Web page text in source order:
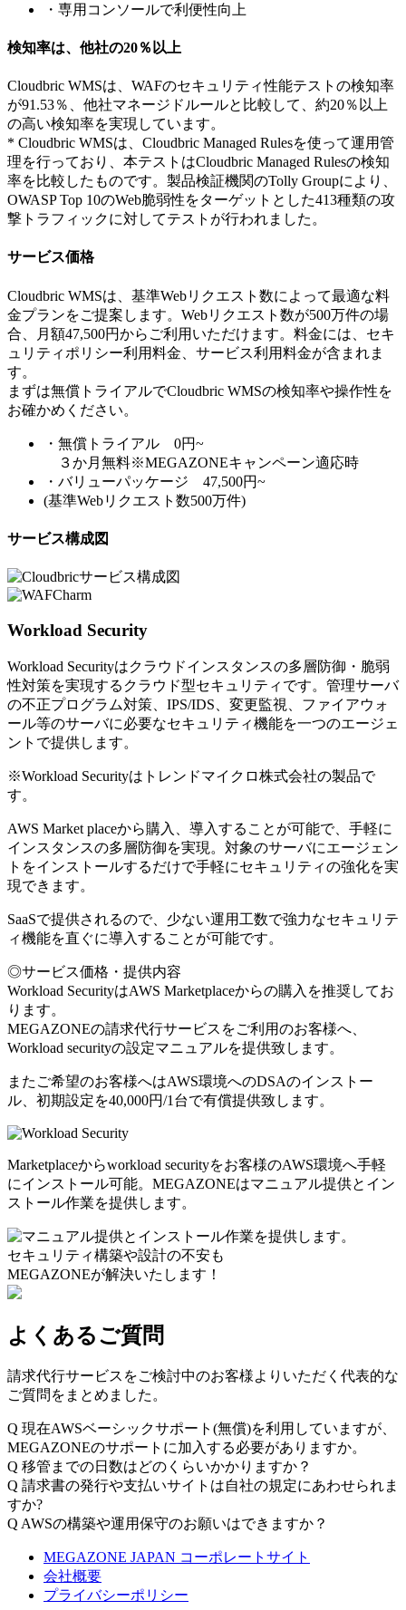
・専用コンソールで利便性向上
検知率は、他社の20％以上
Cloudbric WMSは、WAFのセキュリティ性能テストの検知率
が91.53％、他社マネージドルールと比較して、約20％以上
の高い検知率を実現しています。
* Cloudbric WMSは、Cloudbric Managed Rulesを使って運用管
理を行っており、本テストはCloudbric Managed Rulesの検知
率を比較したものです。製品検証機関のTolly Groupにより、
OWASP Top 10のWeb脆弱性をターゲットとした413種類の攻
撃トラフィックに対してテストが行われました。
サービス価格
Cloudbric WMSは、基準Webリクエスト数によって最適な料
金プランをご提案します。Webリクエスト数が500万件の場
合、月額47,500円からご利用いただけます。料金には、セキ
ュリティポリシー利用料金、サービス利用料金が含まれま
す。
まずは無償トライアルでCloudbric WMSの検知率や操作性を
お確かめください。
・無償トライアル 0円~
３か月無料※MEGAZONEキャンペーン適応時
・バリューパッケージ 47,500円~
(基準Webリクエスト数500万件)
サービス構成図
Workload Security
Workload Securityはクラウドインスタンスの多層防御・脆弱
性対策を実現するクラウド型セキュリティです。管理サーバ
の不正プログラム対策、IPS/IDS、変更監視、ファイアウォ
ール等のサーバに必要なセキュリティ機能を一つのエージェ
ントで提供します。
※Workload Securityはトレンドマイクロ株式会社の製品で
す。
AWS Market placeから購入、導入することが可能で、手軽に
インスタンスの多層防御を実現。対象のサーバにエージェン
トをインストールするだけで手軽にセキュリティの強化を実
現できます。
SaaSで提供されるので、少ない運用工数で強力なセキュリテ
ィ機能を直ぐに導入することが可能です。
◎サービス価格・提供内容
Workload SecurityはAWS Marketplaceからの購入を推奨してお
ります。
MEGAZONEの請求代行サービスをご利用のお客様へ、
Workload securityの設定マニュアルを提供致します。
またご希望のお客様へはAWS環境へのDSAのインストー
ル、初期設定を40,000円/1台で有償提供致します。
Marketplaceからworkload securityをお客様のAWS環境へ手軽
にインストール可能。MEGAZONEはマニュアル提供とイン
ストール作業を提供します。
セキュリティ構築や設計の不安も
MEGAZONEが解決いたします！
よくあるご質問
請求代行サービスをご検討中のお客様よりいただく代表的な
ご質問をまとめました。
Q 現在AWSベーシックサポート(無償)を利用していますが、
MEGAZONEのサポートに加入する必要がありますか。
Q 移管までの日数はどのくらいかかりますか？
Q 請求書の発行や支払いサイトは自社の規定にあわせられま
すか?
Q AWSの構築や運用保守のお願いはできますか？
MEGAZONE JAPAN コーポレートサイト
会社概要
プライバシーポリシー